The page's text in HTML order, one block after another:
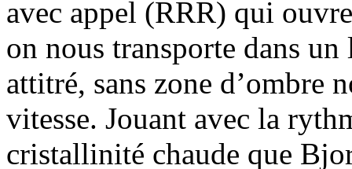
avec appel (RRR) qui
on nous transporte dans
attitré, sans zone d’ombre
vitesse. Jouant avec la
cristallinité chaude que